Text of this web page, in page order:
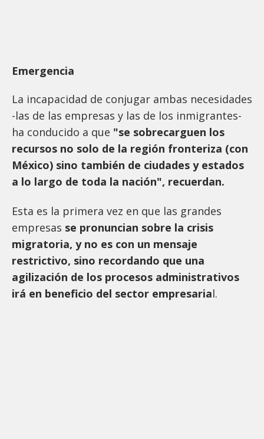
Emergencia
La incapacidad de conjugar ambas necesidades
-las de las empresas y las de los inmigrantes-
ha conducido a que "se sobrecarguen los
recursos no solo de la región fronteriza (con
México) sino también de ciudades y estados
a lo largo de toda la nación", recuerdan.
Esta es la primera vez en que las grandes
empresas se pronuncian sobre la crisis
migratoria, y no es con un mensaje
restrictivo, sino recordando que una
agilización de los procesos administrativos
irá en beneficio del sector empresarial.